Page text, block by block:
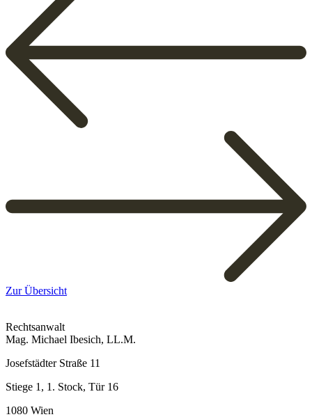
Zur Übersicht
Rechtsanwalt
Mag. Michael Ibesich, LL.M.
Josefstädter Straße 11
Stiege 1, 1. Stock, Tür 16
1080 Wien